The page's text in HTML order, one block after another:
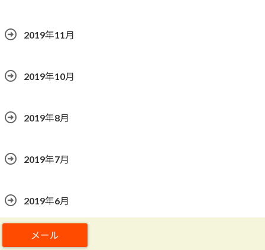
2019年11月
2019年10月
2019年8月
2019年7月
2019年6月
2019年5月